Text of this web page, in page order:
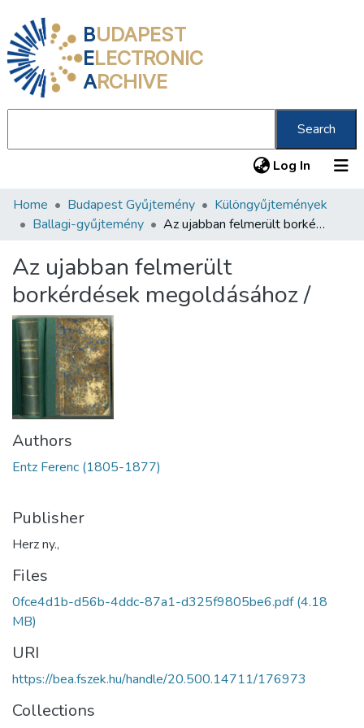
BUDAPEST
ELECTRONIC
ARCHIVE
Search
Log In (current)
Communities & Collections
Statistics
About us
Home Budapest Gyűjtemény
Különgyűjtemények
Ballagi-gyűjtemény
Az ujabban felmerült borkérdések megoldásához /
Az ujabban felmerült
borkérdések megoldásához /
Authors
Entz Ferenc (1805-1877)
Publisher
Herz ny.,
Files
0fce4d1b-d56b-4ddc-87a1-d325f9805be6.pdf(4.18
MB)
URI
https://bea.fszek.hu/handle/20.500.14711/176973
Collections